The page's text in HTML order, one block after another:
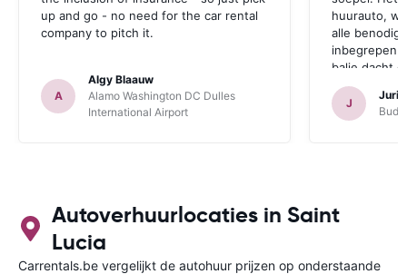
up and go - no need for the car rental
company to pitch it.
A
Algy Blaauw
Alamo Washington DC Dulles
International Airport
huurauto,
alle
inbegrepen.
balie dacht
probeerde
verzekering
waren we
afgewezen.
J
Autoverhuurlocaties in Saint
Lucia
Carrentals.be vergelijkt de autohuur prijzen op onderstaande